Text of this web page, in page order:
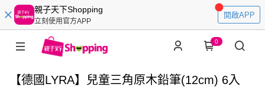
親子天下Shopping
立刻使用官方APP
開啟APP
0
【德國LYRA】兒童三角原木鉛筆(12cm) 6入